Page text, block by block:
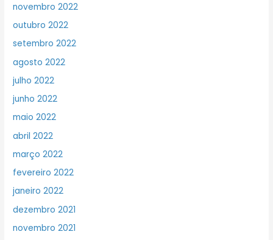
novembro 2022
outubro 2022
setembro 2022
agosto 2022
julho 2022
junho 2022
maio 2022
abril 2022
março 2022
fevereiro 2022
janeiro 2022
dezembro 2021
novembro 2021